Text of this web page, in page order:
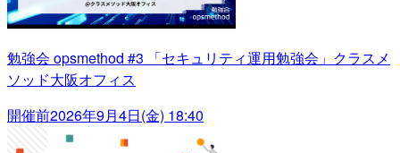
勉強会 opsmethod #3 「セキュリティ運用勉強会」クラスメ
ソッド大阪オフィス
開催前2026年9月4日(金) 18:40